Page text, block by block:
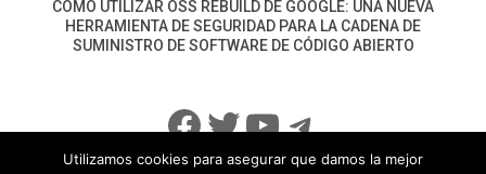
CÓMO UTILIZAR OSS REBUILD DE GOOGLE: UNA NUEVA
HERRAMIENTA DE SEGURIDAD PARA LA CADENA DE
SUMINISTRO DE SOFTWARE DE CÓDIGO ABIERTO
Facebook
Twitter
YouTube
Telegram
Utilizamos cookies para asegurar que damos la mejor